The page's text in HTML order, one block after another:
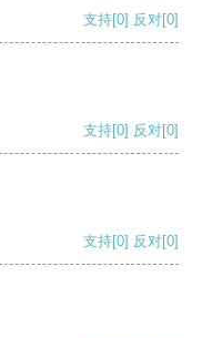
支持[0] 反对[0]
支持[0] 反对[0]
支持[0] 反对[0]